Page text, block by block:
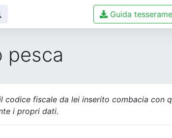
Guida
pesca
codice fiscale da lei inserito combacia con
i propri dati.